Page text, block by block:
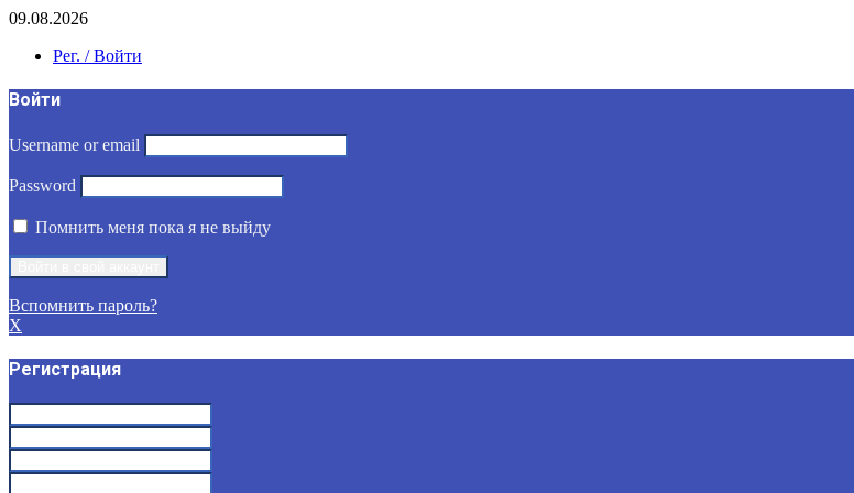
09.08.2026
Рег. / Войти
Войти
Username or email
Password
Помнить меня пока я не выйду
Вспомнить пароль?
X
Регистрация